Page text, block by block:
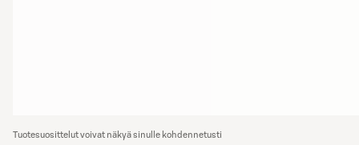
Tuotesuosittelut voivat näkyä sinulle kohdennetusti